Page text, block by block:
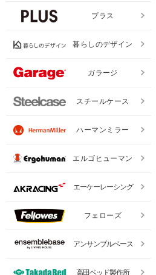
プラス
暮らしのデザイン
ガラージ
スチールケース
ハーマンミラー
エルゴヒューマン
エーケーレーシング
フェローズ
アンサンブルベース
高田ベッド製作所